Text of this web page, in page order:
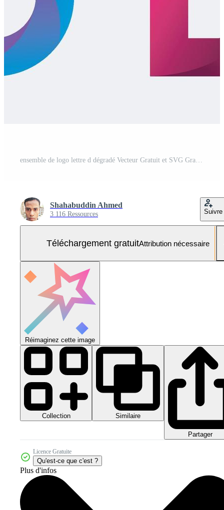
ensemble de logo lettre d dégradé Vecteur Gratuit et SVG Gratuit
Shahabuddin Ahmed
3 116 Ressources Suivre
Téléchargement gratuitAttribution nécessaire
Réimaginez cette image
Collection Similaire
Partager
Licence Gratuite
Qu'est-ce que c'est ?
Plus d'infos